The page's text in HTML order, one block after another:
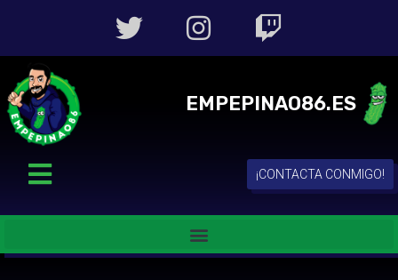
EMPEPINAO86.ES
¡CONTACTA CONMIGO!